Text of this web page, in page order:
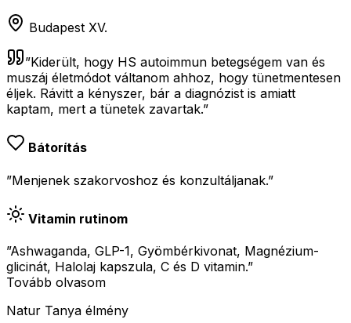
Budapest XV.
”Kiderült, hogy HS autoimmun betegségem van és
muszáj életmódot váltanom ahhoz, hogy tünetmentesen
éljek. Rávitt a kényszer, bár a diagnózist is amiatt
kaptam, mert a tünetek zavartak.”
Bátorítás
”Menjenek szakorvoshoz és konzultáljanak.”
Vitamin rutinom
”Ashwaganda, GLP-1, Gyömbérkivonat, Magnézium-
glicinát, Halolaj kapszula, C és D vitamin.”
Tovább olvasom
Natur Tanya élmény